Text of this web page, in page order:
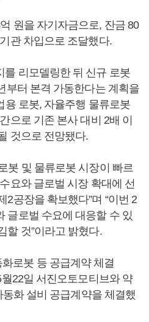
원을 자기자금으로, 잔금 80
관 차입으로 조달했다.
를 리모델링한 뒤 신규 로봇
부터 본격 가동한다는 계획을
용 로봇, 자율주행 물류로봇
으로 기존 본사 대비 2배 이
것으로 전망됐다.
봇 및 물류로봇 시장이 빠르
요와 글로벌 시장 확대에 선
공장을 확보했다”며 “이번 2
글로벌 수요에 대응할 수 있
할 것”이라고 밝혔다.
로봇 등 공급계약 체결
22일 서진오토모티브와 약
화 설비 공급계약을 체결했